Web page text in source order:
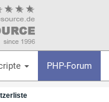
PHP-Forum